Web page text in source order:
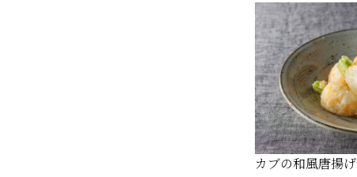
カブの和風唐揚げ